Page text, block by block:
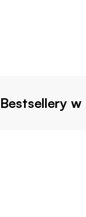
Bestsellery